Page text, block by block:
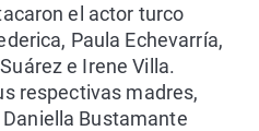
el actor turco
Paula Echevarría,
e Irene Villa.
respectivas madres,
Bustamante